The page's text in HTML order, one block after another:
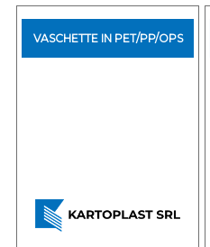
VASCHETTE IN PET/PP/OPS